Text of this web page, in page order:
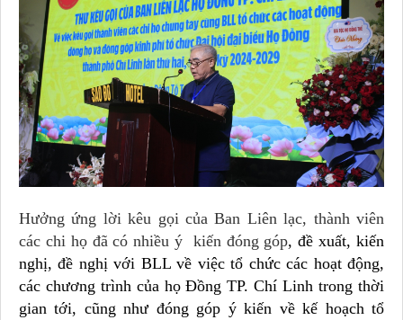
Hưởng ứng lời kêu gọi của Ban Liên lạc, thành viên
các chi họ đã có nhiều ý kiến đóng góp, đề xuất, kiến
nghị, đề nghị với BLL về việc tổ chức các hoạt động,
các chương trình của họ Đồng TP. Chí Linh trong thời
gian tới, cũng như đóng góp ý kiến về kế hoạch tổ